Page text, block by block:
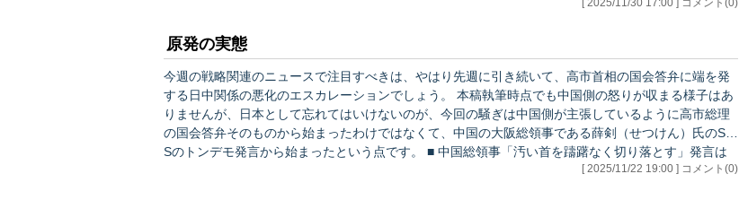
戻るという、まさに「大山鳴動してネズミ一匹」という展開となりました。 一方、中国についても動[ 2025/11/30 17:00 ] コメント(0)
原発の実態
今週の戦略関連のニュースで注目すべきは、やはり先週に引き続いて、高市首相の国会答弁に端を発
する日中関係の悪化のエスカレーションでしょう。 本稿執筆時点でも中国側の怒りが収まる様子はあ
りませんが、日本として忘れてはいけないのが、今回の騒ぎは中国側が主張しているように高市総理
の国会答弁そのものから始まったわけではなくて、中国の大阪総領事である薛剣（せつけん）氏のSN
Sのトンデモ発言から始まったという点です。 ■ 中国総領事「汚い首を躊躇なく切り落とす」発言は
出世競争の一環…中国の脅迫に日本が繰り出すべき最強対策4（11/14 PRESIDENT Online） 薛剣氏は
[ 2025/11/22 19:00 ] コメント(0)